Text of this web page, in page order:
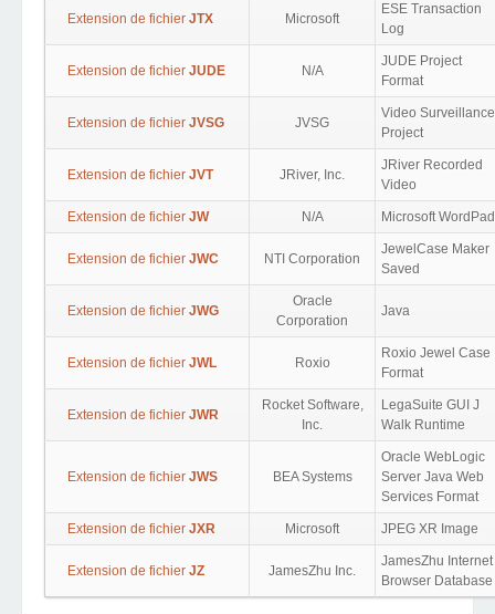
Extension de fichier JTX Microsoft
ESE Transaction
Log
Extension de fichier JUDE N/A
JUDE Project
Format
Extension de fichier JVSG JVSG
Video Surveillance
Project
Extension de fichier JVT JRiver, Inc.
JRiver Recorded
Video
Extension de fichier JW N/A Microsoft WordPad
Extension de fichier JWC NTI Corporation
JewelCase Maker
Saved
Extension de fichier JWG
Oracle
Corporation
Java
Extension de fichier JWL Roxio
Roxio Jewel Case
Format
Extension de fichier JWR
Rocket Software,
Inc.
LegaSuite GUI J
Walk Runtime
Extension de fichier JWS BEA Systems
Oracle WebLogic
Server Java Web
Services Format
Extension de fichier JXR Microsoft JPEG XR Image
Extension de fichier JZ JamesZhu Inc.
JamesZhu Internet
Browser Database